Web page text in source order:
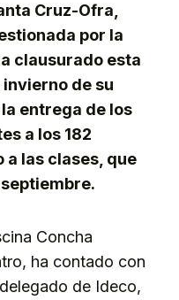
Cruz-Ofra,
por la
clausurado esta
de su
entrega de los
a los 182
a las clases, que
Concha
ha contado con
de Ideco,